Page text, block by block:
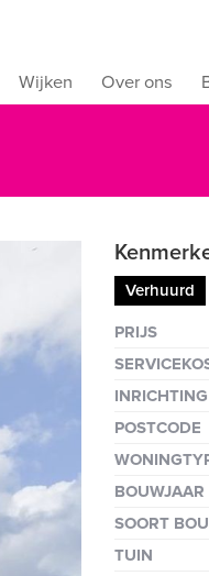
Wijken Over ons
volgende
Vergroten
Verhuurd
PRIJS
INRICHTING
POSTCODE
BOUWJAAR
SOORT
TUIN